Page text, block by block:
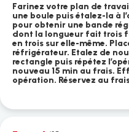
Farinez votre plan de
une boule puis étalez-la à
pour obtenir une bande
dont la longueur fait trois
en trois sur elle-même.
réfrigérateur. Etalez de
rectangle puis répétez
nouveau 15 min au frais.
opération. Réservez au